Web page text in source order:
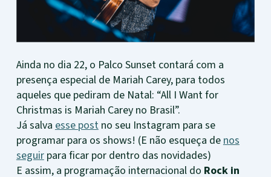
Ainda no dia 22, o Palco Sunset contará com a
presença especial de Mariah Carey, para todos
aqueles que pediram de Natal: “All I Want for
Christmas is Mariah Carey no Brasil”.
Já salvaesse postno seu Instagram para se
programar para os shows! (E não esqueça denos
seguirpara ficar por dentro das novidades)
E assim, a programação internacional do Rock in